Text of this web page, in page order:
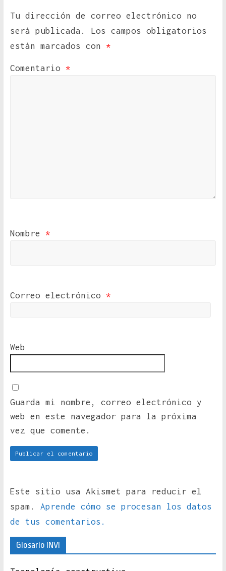
Tu dirección de correo electrónico no
será publicada.
Los campos obligatorios
están marcados con *
Comentario *
Nombre *
Correo electrónico *
Web
Guarda mi nombre, correo electrónico y
web en este navegador para la próxima
vez que comente.
Este sitio usa Akismet para reducir el
spam. Aprende cómo se procesan los datos
de tus comentarios.
Glosario INVI